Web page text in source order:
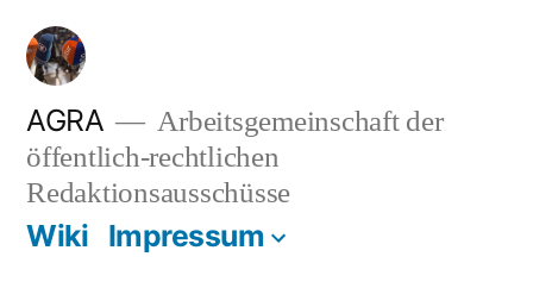
Zum
Inhalt
springen
AGRA
Arbeitsgemeinschaft der
öffentlich-rechtlichen
Redaktionsausschüsse
Wiki Impressum